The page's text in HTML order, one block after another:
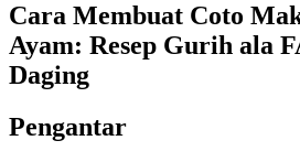
Cara Membuat Coto
Ayam: Resep Gurih ala
Daging
Pengantar